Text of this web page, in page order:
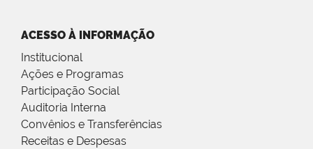
ACESSO À INFORMAÇÃO
Institucional
Ações e Programas
Participação Social
Auditoria Interna
Convênios e Transferências
Receitas e Despesas